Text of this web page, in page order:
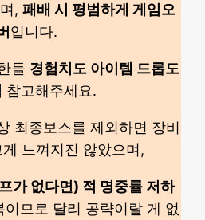
, 패배 시 평범하게 게임오
입니다.
들 경험치도 아이템 드롭도
참고해주세요.
최종보스를 제외하면 장비
느껴지진 않았으며,
가 없다면) 적 명중률 저하
이므로 달리 공략이랄 게 없